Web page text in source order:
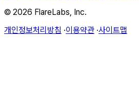
© 2026 FlareLabs, Inc.
개인정보처리방침 ·이용약관 ·사이트맵